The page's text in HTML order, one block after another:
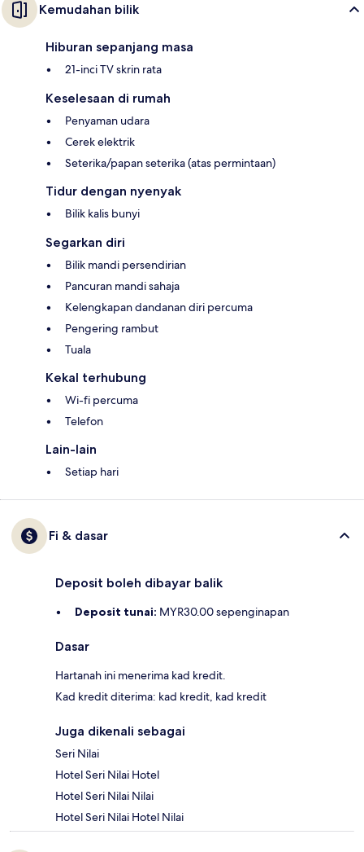
Kemudahan bilik
Hiburan sepanjang masa
21-inci TV skrin rata
Keselesaan di rumah
Penyaman udara
Cerek elektrik
Seterika/papan seterika (atas permintaan)
Tidur dengan nyenyak
Bilik kalis bunyi
Segarkan diri
Bilik mandi persendirian
Pancuran mandi sahaja
Kelengkapan dandanan diri percuma
Pengering rambut
Tuala
Kekal terhubung
Wi-fi percuma
Telefon
Lain-lain
Setiap hari
Fi & dasar
Deposit boleh dibayar balik
Deposit tunai: MYR30.00 sepenginapan
Dasar
Hartanah ini menerima kad kredit.
Kad kredit diterima: kad kredit, kad kredit
Juga dikenali sebagai
Seri Nilai
Hotel Seri Nilai Hotel
Hotel Seri Nilai Nilai
Hotel Seri Nilai Hotel Nilai